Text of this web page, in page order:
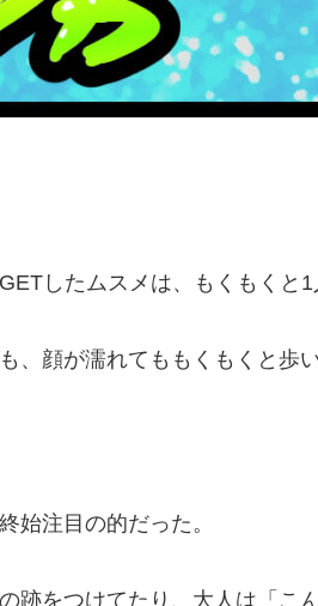
したムスメは、もくもくと1
、顔が濡れてももくもくと歩
始注目の的だった。
跡をつけてたり、大人は「こ